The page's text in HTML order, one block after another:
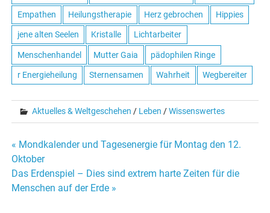
Empathen Heilungstherapie Herz gebrochen Hippies
jene alten Seelen Kristalle Lichtarbeiter
Menschenhandel Mutter Gaia pädophilen Ringe
r Energieheilung Sternensamen Wahrheit Wegbereiter
Aktuelles & Weltgeschehen / Leben /Wissenswertes
Beitrags-
Navigation
« Mondkalender und Tagesenergie für Montag den 12.
Oktober
Das Erdenspiel – Dies sind extrem harte Zeiten für die
Menschen auf der Erde »